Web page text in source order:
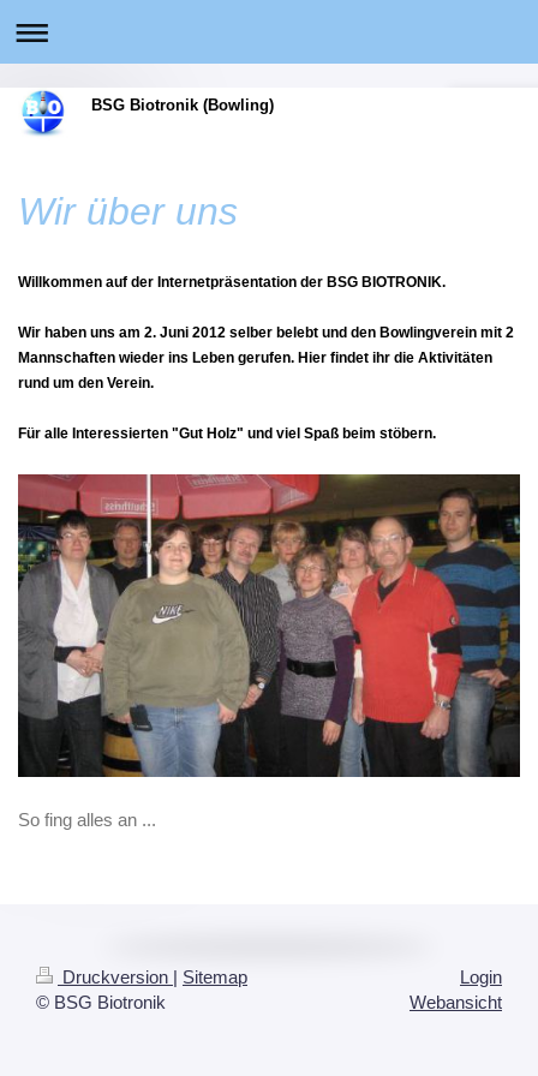
BSG Biotronik (Bowling)
Wir über uns
Willkommen auf der Internetpräsentation der BSG BIOTRONIK.
Wir haben uns am 2. Juni 2012 selber belebt und den Bowlingverein mit 2
Mannschaften wieder ins Leben gerufen. Hier findet ihr die Aktivitäten
rund um den Verein.
Für alle Interessierten "Gut Holz" und viel Spaß beim stöbern.
So fing alles an ...
Druckversion | Sitemap
© BSG Biotronik
Login
Webansicht